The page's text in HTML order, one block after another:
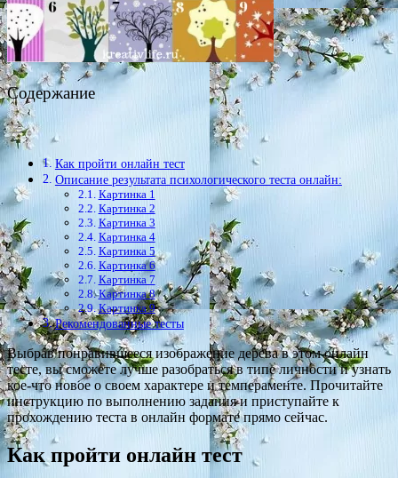
Содержание
Как пройти онлайн тест
Описание результата психологического теста онлайн:
Картинка 1
Картинка 2
Картинка 3
Картинка 4
Картинка 5
Картинка 6
Картинка 7
Картинка 8
Картинка 9
Рекомендованные тесты
Выбрав понравившееся изображение дерева в этом онлайн
тесте, вы сможете лучше разобраться в типе личности и узнать
кое-что новое о своем характере и темпераменте. Прочитайте
инструкцию по выполнению задания и приступайте к
прохождению теста в онлайн формате прямо сейчас.
Как пройти онлайн тест